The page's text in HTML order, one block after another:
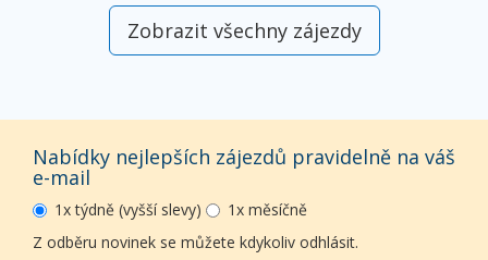
Zobrazit všechny zájezdy
Nabídky nejlepších zájezdů pravidelně na váš
e-mail
1x týdně (vyšší slevy)
1x měsíčně
Z odběru novinek se můžete kdykoliv odhlásit.